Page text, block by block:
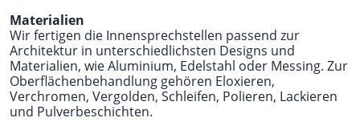
Materialien
Wir fertigen die Innensprechstellen passend zur
Architektur in unterschiedlichsten Designs und
Materialien, wie Aluminium, Edelstahl oder Messing. Zur
Oberflächenbehandlung gehören Eloxieren,
Verchromen, Vergolden, Schleifen, Polieren, Lackieren
und Pulverbeschichten.